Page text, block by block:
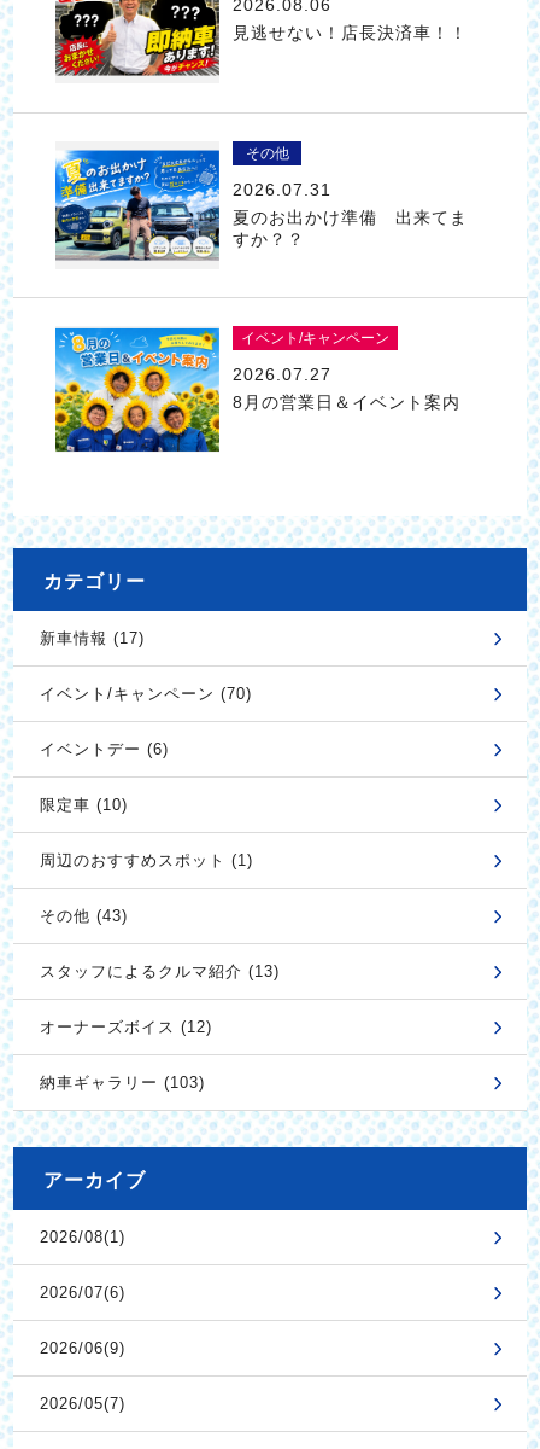
2026.08.06
見逃せない！店長決済車！！
その他
2026.07.31
夏のお出かけ準備 出来てま
すか？？
イベント/キャンペーン
2026.07.27
8月の営業日＆イベント案内
カテゴリー
新車情報 (17)
イベント/キャンペーン (70)
イベントデー (6)
限定車 (10)
周辺のおすすめスポット (1)
その他 (43)
スタッフによるクルマ紹介 (13)
オーナーズボイス (12)
納車ギャラリー (103)
アーカイブ
2026/08(1)
2026/07(6)
2026/06(9)
2026/05(7)